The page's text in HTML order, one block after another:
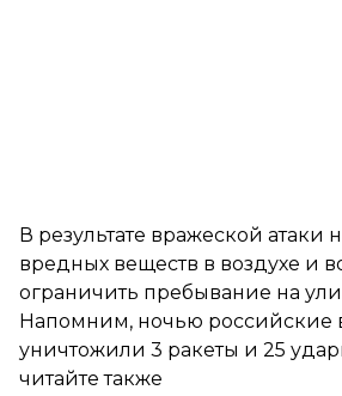
В результате вражеской
вредных веществ в воздухе и
ограничить пребывание на
Напомним, ночью российские
уничтожили 3 ракеты и 25
читайте также